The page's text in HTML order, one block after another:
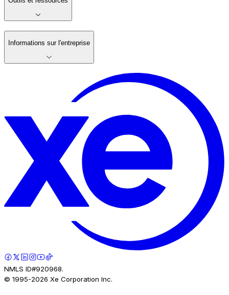
Informations sur l'entreprise
NMLS ID#920968.
© 1995-2026 Xe Corporation Inc.